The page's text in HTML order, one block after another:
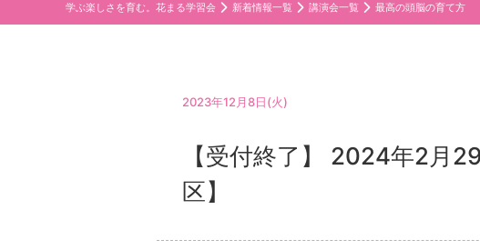
学ぶ楽しさを育む。花まる学習会 新着情報一覧 講演会一覧 最高の頭脳の育て方
2023年12月8日(火)
【受付終了】 2024年2月
区】